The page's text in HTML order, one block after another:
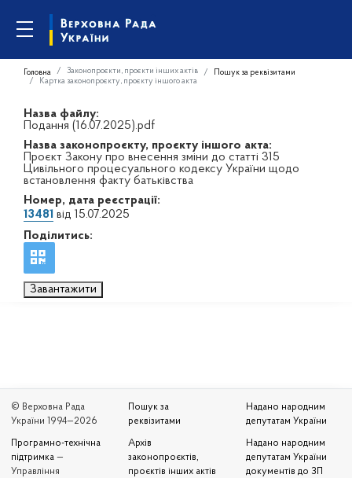
Головна Законопроєкти, проєкти інших актів
Пошук за реквізитами
Картка законопроєкту, проєкту іншого акта
Назва файлу:
Подання (16.07.2025).pdf
Назва законопроєкту, проєкту іншого акта:
Проєкт Закону про внесення зміни до статті 315
Цивільного процесуального кодексу України щодо
встановлення факту батьківства
Номер, дата реєстрації:
13481 від 15.07.2025
Поділитись:
Завантажити
© Верховна Рада
України 1994—2026
Програмно-технічна
підтримка —
Управління
Пошук за
реквізитами
Архів
законопроєктів,
проєктів інших актів
Надано народним
депутатам України
Надано народним
депутатам України
документів до ЗП